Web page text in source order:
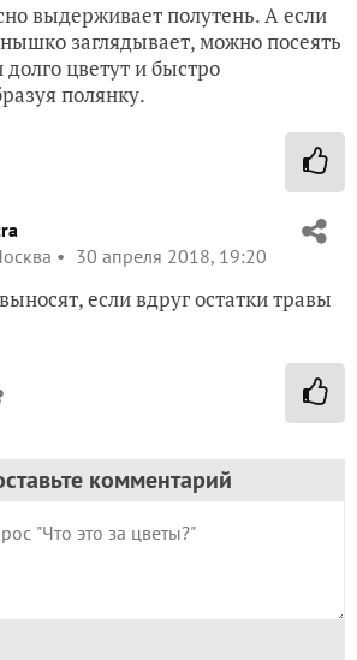
выдерживает полутень. А если
заглядывает, можно посеять
цветут и быстро
полянку.
30 апреля 2018, 19:20
если вдруг остатки травы
комментарий